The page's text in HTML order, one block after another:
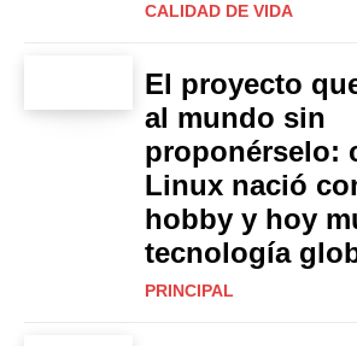
CALIDAD DE VIDA
El proyecto
al mundo sin
proponérselo:
Linux nació
hobby y hoy
tecnología
PRINCIPAL